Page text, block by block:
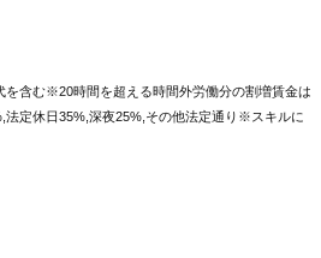
含む※20時間を超える時間外労働分の割増賃金は
定休日35%,深夜25%,その他法定通り※スキルに